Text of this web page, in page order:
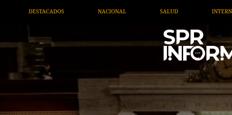
SALUD INTERNACIONAL TV MIGRANTE INFORMA